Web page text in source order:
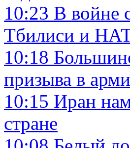
10:23 В войне
Тбилиси и
10:18
призыва в
10:15 Иран
стране